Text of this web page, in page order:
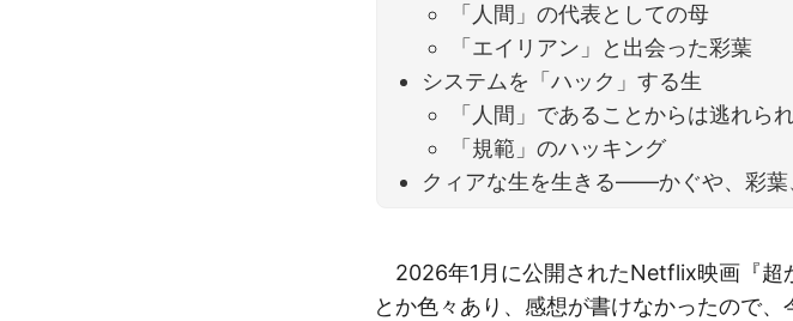
「人間」の代表としての母
「エイリアン」と出会った彩葉
システムを「ハック」する生
「人間」であることからは逃れら
「規範」のハッキング
クィアな生を生きる――かぐや、彩葉
2026年1月に公開されたNetflix映画『超
とか色々あり、感想が書けなかったので、